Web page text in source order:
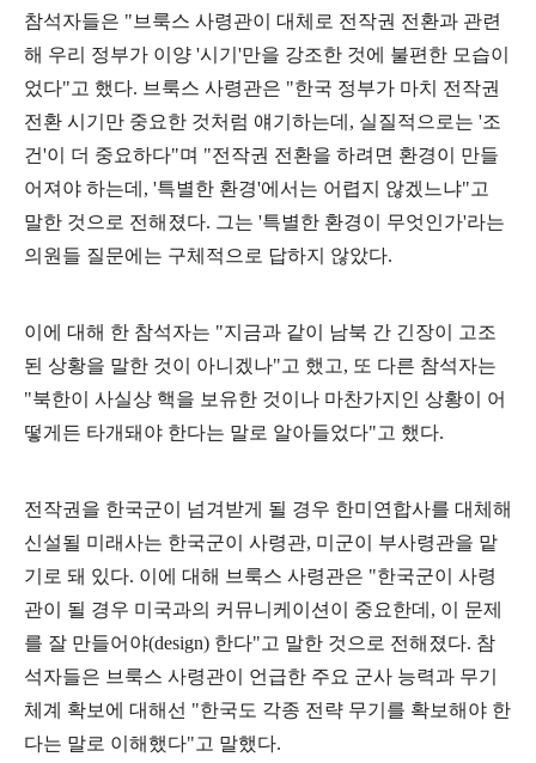
참석자들은 " 브룩스 사령관이 대체로 전작권 전환과 관련
해 우리 정부가 이양 '시기 '만을 강조한 것에 불편한 모습이
었다"고 했다. 브룩스 사령관은 "한국 정부가 마치 전작권
전환 시기만 중요한 것처럼 얘기하는데 , 실질적으로는 '조
건'이 더 중요하다"며 "전작권 전환을 하려면 환경이 만들
어져야 하는데 , '특별한 환경'에서는 어렵지 않겠느냐"고
말한 것으로 전해졌다. 그는 '특별한 환경이 무엇인가'라는
의원들 질문에는 구체적으로 답하지 않았다.
이에 대해 한 참석자는 "지금과 같이 남북 간 긴장이 고조
된 상황을 말한 것이 아니겠나"고 했고, 또 다른 참석자는
"북한이 사실상 핵을 보유한 것이나 마찬가지인 상황이 어
떻게든 타개돼야 한다는 말로 알아들었다"고 했다.
전작권을 한국군이 넘겨받게 될 경우 한미연합사를 대체해
신설될 미래사는 한국군이 사령관, 미군이 부사령관을 맡
기로 돼 있다. 이에 대해 브룩스 사령관은 "한국군이 사령
관이 될 경우 미국과의 커뮤니케이션이 중요한데 , 이 문제
를 잘 만들어야(design) 한다"고 말한 것으로 전해졌다. 참
석자들은 브룩스 사령관이 언급한 주요 군사 능력과 무기
체계 확보에 대해선 "한국도 각종 전략 무기를 확보해야 한
다는 말로 이해했다"고 말했다.